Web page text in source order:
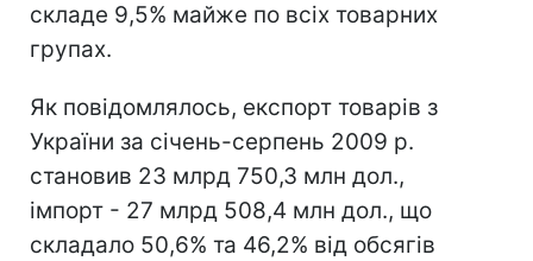
складе 9,5% майже по всіх товарних
групах.
Як повідомлялось, експорт товарів з
України за січень-серпень 2009 р.
становив 23 млрд 750,3 млн дол.,
імпорт - 27 млрд 508,4 млн дол., що
складало 50,6% та 46,2% від обсягів